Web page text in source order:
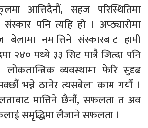
आत्तिदैनौं, सहज परिस्थितिमा
संस्कार पनि त्यहि हो । अप्ठ्यारोमा
नमात्तिने संस्कारबाट हामी
२४० मध्ये ३३ सिट मात्रै जित्दा पनि
लोकतान्त्रिक व्यवस्थामा फेरि सुदृढ
भन्ने ठानेर त्यसबेला काम गर्यौं ।
मात्तिने छैनौं, सफलता त अव
समृद्धिमा लैजाने सफलता ।